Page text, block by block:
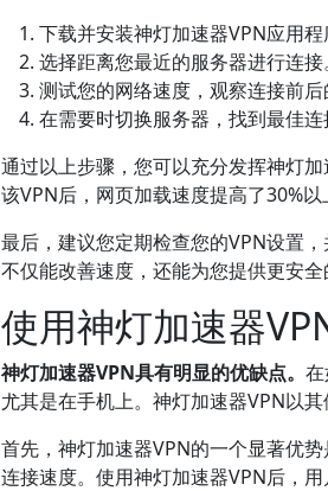
下载并安装神灯加速器VPN应用程
选择距离您最近的服务器进行连接。
测试您的网络速度，观察连接前后
在需要时切换服务器，找到最佳连
通过以上步骤，您可以充分发挥神灯
该VPN后，网页加载速度提高了30%以
最后，建议您定期检查您的VPN设置
不仅能改善速度，还能为您提供更安
使用神灯加速器
神灯加速器VPN具有明显的优缺点。
尤其是在手机上。神灯加速器VPN以
首先，神灯加速器VPN的一个显著优势
连接速度。使用神灯加速器VPN后，